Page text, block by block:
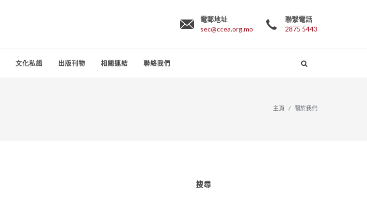
電郵地址
sec@ccea.org.mo
聯繫電話
2875 5443
文化私語 出版刊物 相關連結 聯絡我們
主頁 關於我們
搜尋